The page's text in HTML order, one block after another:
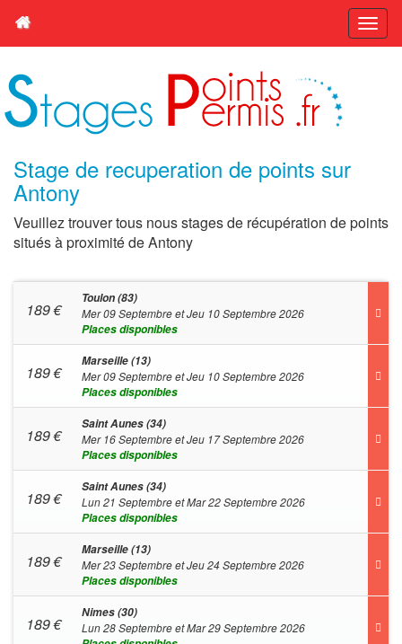
Stage de recuperation de points sur
Antony
Veuillez trouver tous nous stages de récupération de points
situés à proximité de Antony
189€
Toulon (83)
Mer 09 Septembre et Jeu 10 Septembre 2026
Places disponibles
189€
Marseille (13)
Mer 09 Septembre et Jeu 10 Septembre 2026
Places disponibles
189€
Saint Aunes (34)
Mer 16 Septembre et Jeu 17 Septembre 2026
Places disponibles
189€
Saint Aunes (34)
Lun 21 Septembre et Mar 22 Septembre 2026
Places disponibles
189€
Marseille (13)
Mer 23 Septembre et Jeu 24 Septembre 2026
Places disponibles
189€
Nimes (30)
Lun 28 Septembre et Mar 29 Septembre 2026